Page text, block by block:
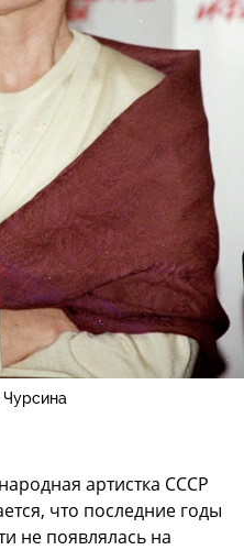
артистка СССР
что последние годы
не появлялась на